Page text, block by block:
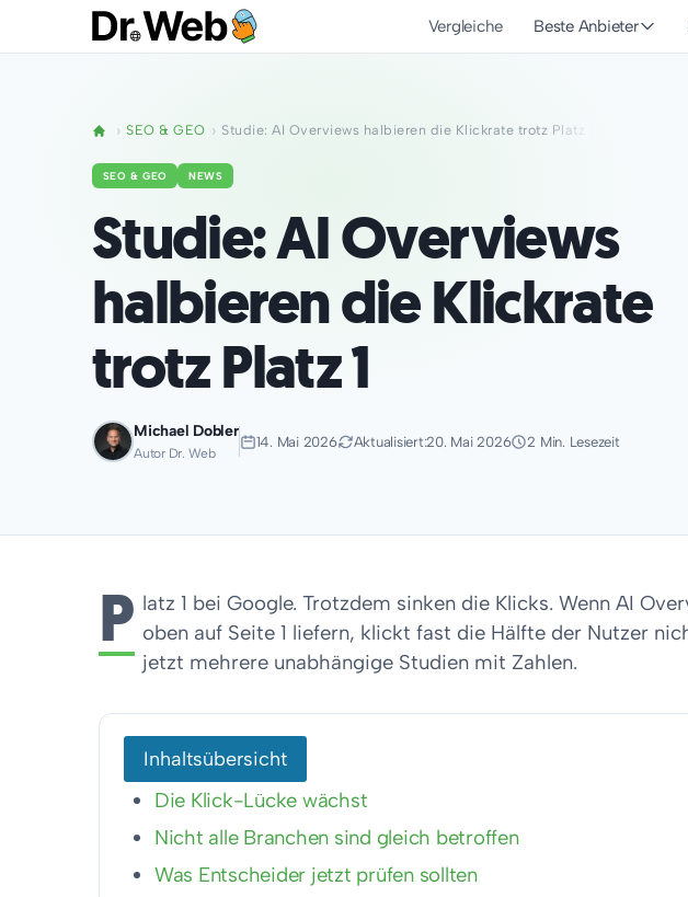
Vergleiche Beste Anbieter
SEO & GEO Studie: AI Overviews halbieren die Klickrate trotz Platz 1
SEO & GEO NEWS
Studie: AI Overviews
halbieren die Klickrate
trotz Platz 1
Michael Dobler
Autor Dr. Web
14. Mai 2026 Aktualisiert:20. Mai 2026 2 Min. Lesezeit
P latz 1 bei Google. Trotzdem sinken die Klicks. Wenn AI
oben auf Seite 1 liefern, klickt fast die Hälfte der Nutzer
jetzt mehrere unabhängige Studien mit Zahlen.
Inhaltsübersicht
Die Klick-Lücke wächst
Nicht alle Branchen sind gleich betroffen
Was Entscheider jetzt prüfen sollten